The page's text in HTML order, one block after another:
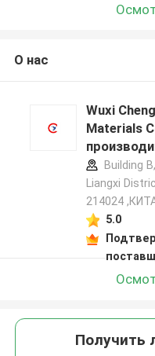
О нас
Wuxi
Materials
Building
Liangxi
214024
5.0
Получить